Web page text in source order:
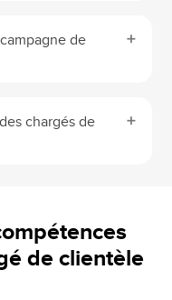
de
chargés de
de clientèle